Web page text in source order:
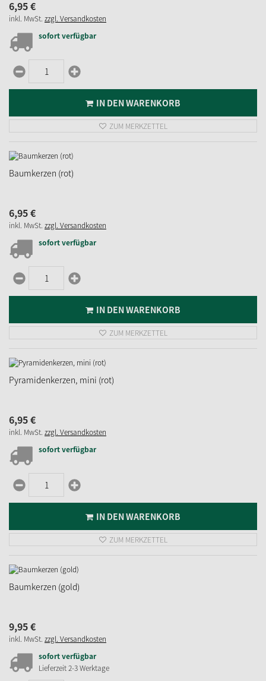
6,95€
inkl. MwSt. zzgl. Versandkosten
sofort verfügbar
IN DEN WARENKORB
ZUM MERKZETTEL
Baumkerzen (rot)
6,95€
inkl. MwSt. zzgl. Versandkosten
sofort verfügbar
IN DEN WARENKORB
ZUM MERKZETTEL
Pyramidenkerzen, mini (rot)
6,95€
inkl. MwSt. zzgl. Versandkosten
sofort verfügbar
IN DEN WARENKORB
ZUM MERKZETTEL
Baumkerzen (gold)
9,95€
inkl. MwSt. zzgl. Versandkosten
sofort verfügbar
Lieferzeit 2-3 Werktage